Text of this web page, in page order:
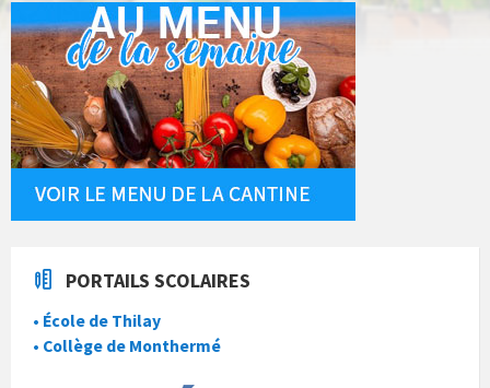
PORTAILS SCOLAIRES
• École de Thilay
• Collège de Monthermé